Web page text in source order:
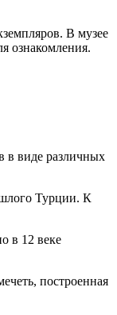
В музее
ознакомления.
в виде различных
Турции. К
в 12 веке
построенная